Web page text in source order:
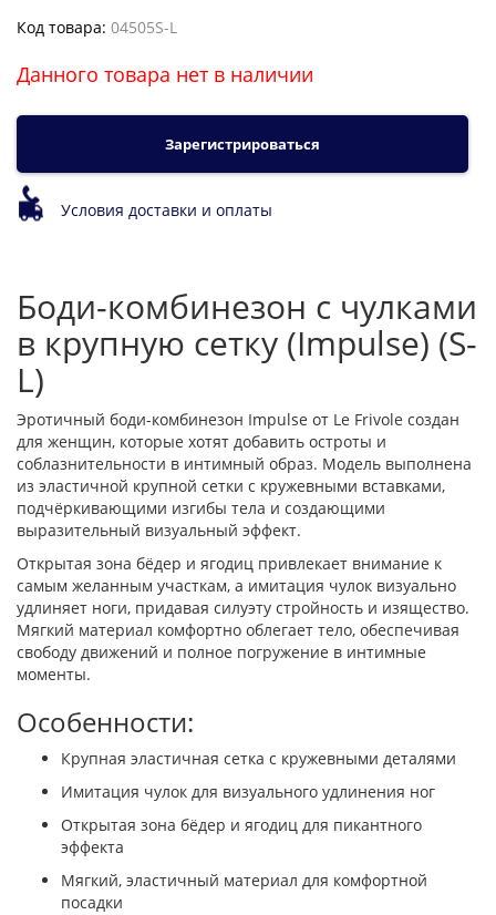
Код товара: 04505S-L
Данного товара нет в наличии
Зарегистрироваться
Условия доставки и оплаты
Боди-комбинезон с чулками
в крупную сетку (Impulse) (S-
L)
Эротичный боди-комбинезон Impulse от Le Frivole создан
для женщин, которые хотят добавить остроты и
соблазнительности в интимный образ. Модель выполнена
из эластичной крупной сетки с кружевными вставками,
подчёркивающими изгибы тела и создающими
выразительный визуальный эффект.
Открытая зона бёдер и ягодиц привлекает внимание к
самым желанным участкам, а имитация чулок визуально
удлиняет ноги, придавая силуэту стройность и изящество.
Мягкий материал комфортно облегает тело, обеспечивая
свободу движений и полное погружение в интимные
моменты.
Особенности:
Крупная эластичная сетка с кружевными деталями
Имитация чулок для визуального удлинения ног
Открытая зона бёдер и ягодиц для пикантного
эффекта
Мягкий, эластичный материал для комфортной
посадки